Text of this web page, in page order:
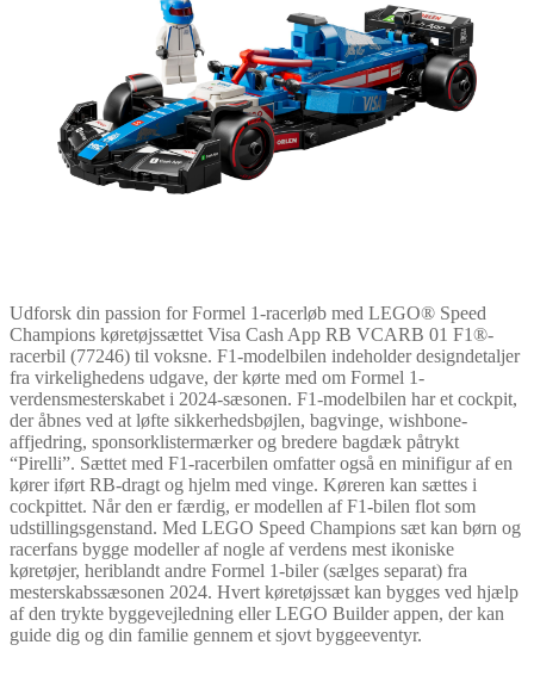
Udforsk din passion for Formel 1-racerløb med LEGO® Speed
Champions køretøjssættet Visa Cash App RB VCARB 01 F1®-
racerbil (77246) til voksne. F1-modelbilen indeholder designdetaljer
fra virkelighedens udgave, der kørte med om Formel 1-
verdensmesterskabet i 2024-sæsonen. F1-modelbilen har et cockpit,
der åbnes ved at løfte sikkerhedsbøjlen, bagvinge, wishbone-
affjedring, sponsorklistermærker og bredere bagdæk påtrykt
“Pirelli”. Sættet med F1-racerbilen omfatter også en minifigur af en
kører iført RB-dragt og hjelm med vinge. Køreren kan sættes i
cockpittet. Når den er færdig, er modellen af F1-bilen flot som
udstillingsgenstand. Med LEGO Speed Champions sæt kan børn og
racerfans bygge modeller af nogle af verdens mest ikoniske
køretøjer, heriblandt andre Formel 1-biler (sælges separat) fra
mesterskabssæsonen 2024. Hvert køretøjssæt kan bygges ved hjælp
af den trykte byggevejledning eller LEGO Builder appen, der kan
guide dig og din familie gennem et sjovt byggeeventyr.